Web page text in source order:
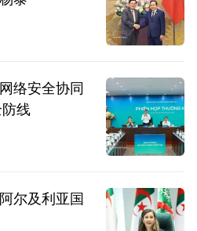
络安全协同
线
尔及利亚国